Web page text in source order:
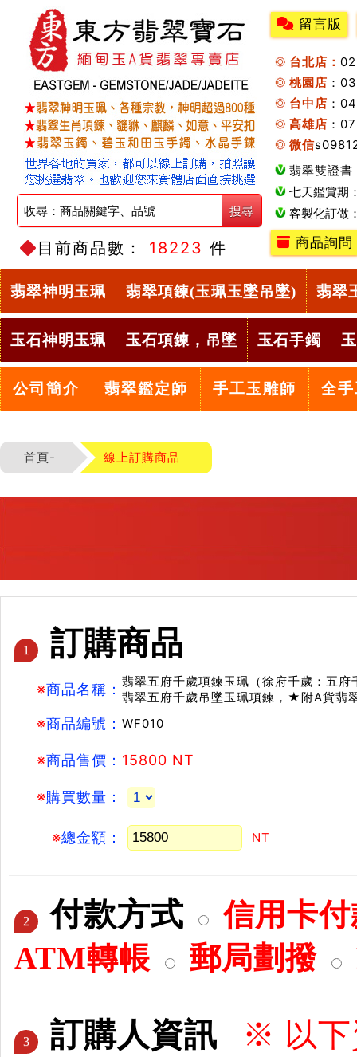
目前商品數： 18223 件
留言版
台北店：
桃園店 ：
台中店 ：
高雄店 ：
微信
翡翠雙證書
七天鑑賞期
客製化訂做
商品詢問
翡翠神明玉珮 翡翠項鍊(玉珮玉墜吊墜) 翡翠
玉石神明玉珮 玉石項鍊，吊墜 玉石手鐲
公司簡介 翡翠鑑定師 手工玉雕師 全
首頁- 線上訂購商品
1 訂購商品
※商品名稱： 翡翠五府千歲項鍊玉珮（徐府千歲：五
翡翠五府千歲吊墜玉珮項鍊，★附A貨翡
※商品編號： WF010
※商品售價： 15800 NT
※購買數量：
※總金額： NT
2 付款方式
信用卡
ATM轉帳
郵局劃撥
3 訂購人資訊 ※ 以下